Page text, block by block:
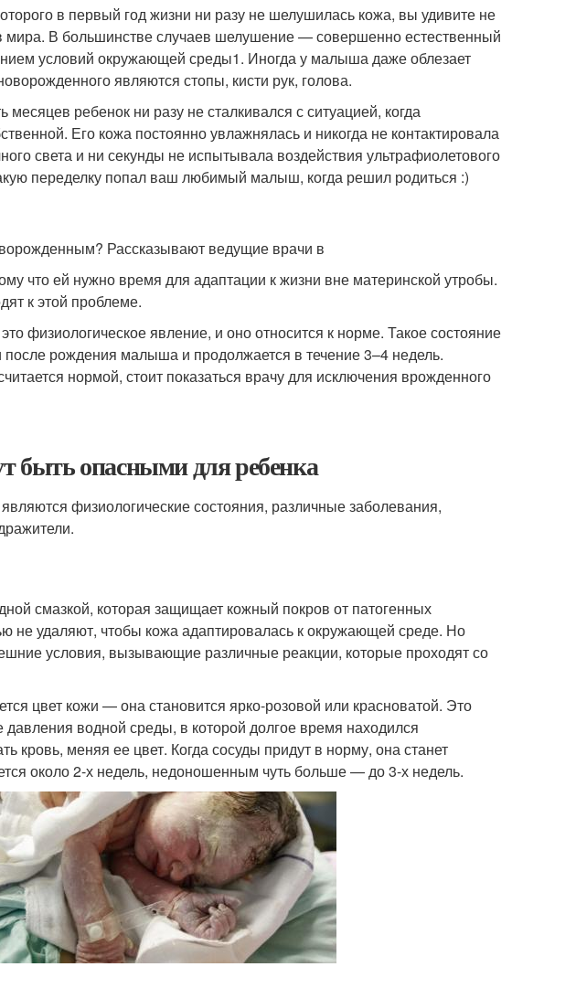
в первый год жизни ни разу не шелушилась кожа, вы удивите не
мира. В большинстве случаев шелушение — совершенно естественный
условий окружающей среды1. Иногда у малыша даже облезает
являются стопы, кисти рук, голова.
ребенок ни разу не сталкивался с ситуацией, когда
Его кожа постоянно увлажнялась и никогда не контактировала
света и ни секунды не испытывала воздействия ультрафиолетового
переделку попал ваш любимый малыш, когда решил родиться :)
Рассказывают ведущие врачи в
что ей нужно время для адаптации к жизни вне материнской утробы.
к этой проблеме.
физиологическое явление, и оно относится к норме. Такое состояние
рождения малыша и продолжается в течение 3–4 недель.
нормой, стоит показаться врачу для исключения врожденного
быть опасными для ребенка
физиологические состояния, различные заболевания,
смазкой, которая защищает кожный покров от патогенных
не удаляют, чтобы кожа адаптировалась к окружающей среде. Но
условия, вызывающие различные реакции, которые проходят со
цвет кожи — она становится ярко-розовой или красноватой. Это
водной среды, в которой долгое время находился
кровь, меняя ее цвет. Когда сосуды придут в норму, она станет
около 2-х недель, недоношенным чуть больше — до 3-х недель.